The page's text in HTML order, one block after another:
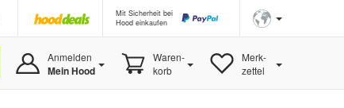
Mit Sicherheit bei
Hood einkaufen
Anmelden
Mein Hood
Waren-
korb
Merk-
zettel